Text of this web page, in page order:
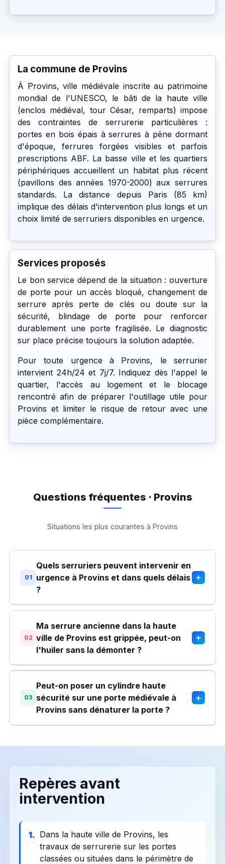
La commune de Provins
À Provins, ville médiévale inscrite au patrimoine
mondial de l'UNESCO, le bâti de la haute ville
(enclos médiéval, tour César, remparts) impose
des contraintes de serrurerie particulières :
portes en bois épais à serrures à pêne dormant
d'époque, ferrures forgées visibles et parfois
prescriptions ABF. La basse ville et les quartiers
périphériques accueillent un habitat plus récent
(pavillons des années 1970-2000) aux serrures
standards. La distance depuis Paris (85 km)
implique des délais d'intervention plus longs et un
choix limité de serruriers disponibles en urgence.
Services proposés
Le bon service dépend de la situation : ouverture
de porte pour un accès bloqué, changement de
serrure après perte de clés ou doute sur la
sécurité, blindage de porte pour renforcer
durablement une porte fragilisée. Le diagnostic
sur place précise toujours la solution adaptée.
Pour toute urgence à Provins, le serrurier
intervient 24h/24 et 7j/7. Indiquez dès l'appel le
quartier, l'accès au logement et le blocage
rencontré afin de préparer l'outillage utile pour
Provins et limiter le risque de retour avec une
pièce complémentaire.
Questions fréquentes · Provins
Situations les plus courantes à Provins
01
Quels serruriers peuvent intervenir en
urgence à Provins et dans quels délais
?
+
02
Ma serrure ancienne dans la haute
ville de Provins est grippée, peut-on
l'huiler sans la démonter ?
+
03
Peut-on poser un cylindre haute
sécurité sur une porte médiévale à
Provins sans dénaturer la porte ?
+
Repères avant
intervention
1. Dans la haute ville de Provins, les
travaux de serrurerie sur les portes
classées ou situées dans le périmètre de